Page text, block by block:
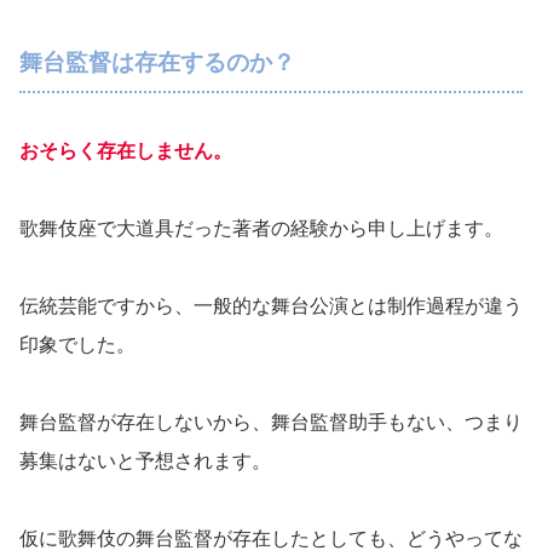
舞台監督は存在するのか？
おそらく存在しません。
歌舞伎座で大道具だった著者の経験から申し上げます。
伝統芸能ですから、一般的な舞台公演とは制作過程が違う
印象でした。
舞台監督が存在しないから、舞台監督助手もない、つまり
募集はないと予想されます。
仮に歌舞伎の舞台監督が存在したとしても、どうやってな